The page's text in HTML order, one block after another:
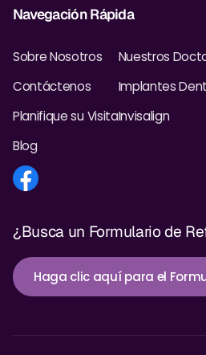
Navegación Rápida
Sobre Nosotros
Contáctenos
Planifique su Visita
Blog
Nuestros
Implantes
Invisalign
¿Busca un Formulario de
Haga clic aquí para el